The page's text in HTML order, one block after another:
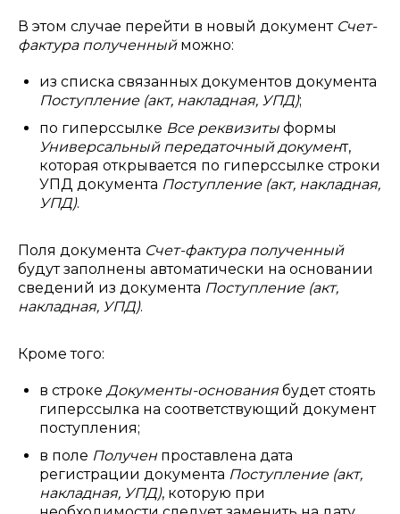
В этом случае перейти в новый документ Счет-
фактура полученныйможно:
из списка связанных документов документа
Поступление (акт, накладная, УПД);
по гиперссылке Все реквизиты формы
Универсальный передаточный документ,
которая открывается по гиперссылке строки
УПД документа Поступление (акт, накладная,
УПД).
Поля документа Счет-фактура полученный
будут заполнены автоматически на основании
сведений из документа Поступление (акт,
накладная, УПД).
Кроме того:
в строке Документы-основания будет стоять
гиперссылка на соответствующий документ
поступления;
в поле Полученпроставлена дата
регистрации документа Поступление (акт,
накладная, УПД), которую при